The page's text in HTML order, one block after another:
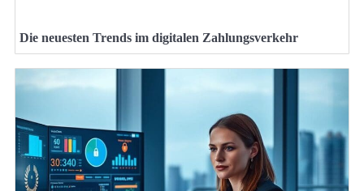
Die neuesten Trends im digitalen Zahlungsverkehr